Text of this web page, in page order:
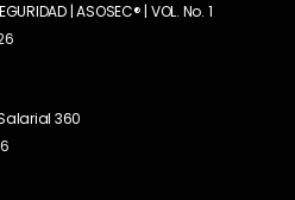
| ASOSEC® | VOL. No. 1
360